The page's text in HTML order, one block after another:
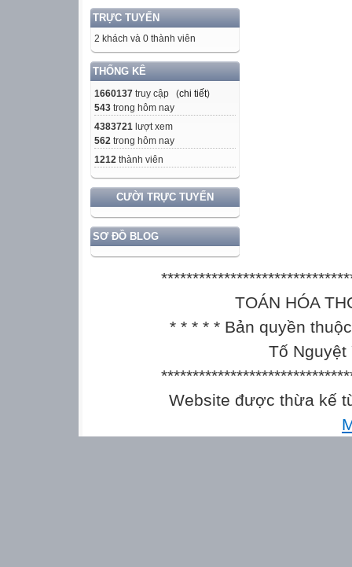
TRỰC TUYẾN
2 khách và 0 thành viên
THỐNG KÊ
1660137 truy cập (chi tiết)
543 trong hôm nay
4383721 lượt xem
562 trong hôm nay
1212 thành viên
CƯỜI TRỰC TUYẾN
SƠ ĐỒ BLOG
TOÁN HÓA
* * * * * Bản quyền
Tố Nguyệt
Website được thừa kế